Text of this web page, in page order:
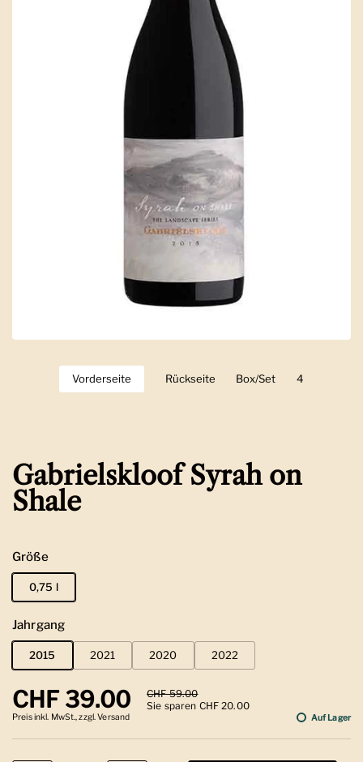
Zeige Folie 1
Vorderseite Zeige Folie 2
Rückseite Zeige Folie 3
Box/Set Zeige Folie
4
Gabrielskloof Syrah on
Shale
Größe
0,75 l
Jahrgang
2015 2021 2020 2022
Regulärer Preis
CHF 39.00 Sale-Preis
CHF 59.00
Sie sparen CHF 20.00
Preis inkl. MwSt., zzgl. Versand Auf Lager